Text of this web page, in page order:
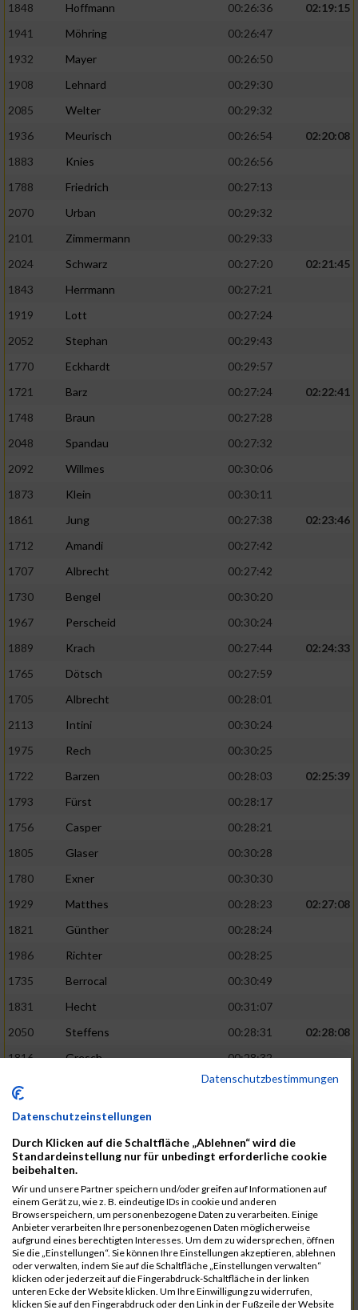
1848
Hoffmann 00:26:36
02:19:15
1941
Möhring
00:26:47
1932
Mayer
00:26:50
1908
Lehnard
00:29:30
2085
Welter
00:29:32
1936
Meurisch 00:26:54
02:20:08
1883
Knies
00:26:56
1788
Friedrich
00:27:13
2070
Urban
00:29:32
2101
Zimmermann
00:29:33
2024
Schwarz 00:27:20
02:21:45
1843
Herrmann
00:27:21
1919
Lott
00:27:24
2052
Stephan
00:29:43
1770
Eckhardt
00:29:57
1721
Barz 00:27:24
02:22:41
1748
Braun
00:27:28
2048
Spandau
00:27:32
2092
Willmes
00:30:06
1873
Klein
00:30:11
1861
Jung 00:27:38
02:23:46
1712
Amandi
00:27:42
1707
Albrecht
00:27:42
1730
Bengel
00:30:20
1967
Perscheid
00:30:24
1889
Krach 00:27:44
02:24:33
1765
Dötsch
00:27:59
1705
Albrecht
00:28:01
2113
Intini
00:30:24
1975
Rech
00:30:25
1722
Barzen 00:28:03
02:25:39
1793
Fürst
00:28:17
1756
Casper
00:28:21
1805
Glaser
00:30:28
1780
Exner
00:30:30
1929
Matthes 00:28:23
02:27:08
1821
Günther
00:28:24
1986
Richter
00:28:25
1735
Berrocal
00:30:49
1831
Hecht
00:31:07
2050
Steffens 00:28:31
02:28:08
1816
Gresch
00:28:32
1933
00:28:33
1865
Kasper 00:28:34
02:28:33
2073
Voß
00:28:34
1976
Rech
00:28:37
1856
Johann
00:31:23
1928
Martini
00:31:25
1944
Mrsic 00:28:40
02:29:00
Datenschutzbestimmungen
Datenschutzeinstellungen
Durch Klicken auf die Schaltfläche „Ablehnen“ wird die
Standardeinstellung nur für unbedingt erforderliche cookie
beibehalten.
Wir und unsere Partner speichern und/oder greifen auf Informationen auf
einem Gerät zu, wie z. B. eindeutige IDs in cookie und anderen
Browserspeichern, um personenbezogene Daten zu verarbeiten. Einige
Anbieter verarbeiten Ihre personenbezogenen Daten möglicherweise
aufgrund eines berechtigten Interesses. Um dem zu widersprechen, öffnen
Sie die „Einstellungen“. Sie können Ihre Einstellungen akzeptieren, ablehnen
oder verwalten, indem Sie auf die Schaltfläche „Einstellungen verwalten“
klicken oder jederzeit auf die Fingerabdruck-Schaltfläche in der linken
unteren Ecke der Website klicken. Um Ihre Einwilligung zu widerrufen,
klicken Sie auf den Fingerabdruck oder den Link in der Fußzeile der Website